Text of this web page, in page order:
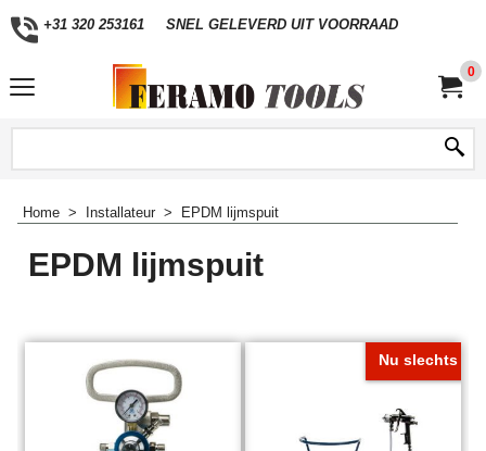
+31 320 253161 SNEL GELEVERD UIT VOORRAAD
0
Home > Installateur > EPDM lijmspuit
EPDM lijmspuit
Nu slechts